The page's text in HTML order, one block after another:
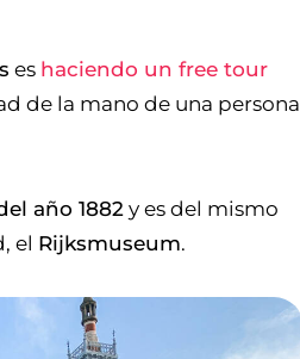
es haciendo un free tour
de la mano de una persona
año 1882 y es del mismo
el Rijksmuseum.